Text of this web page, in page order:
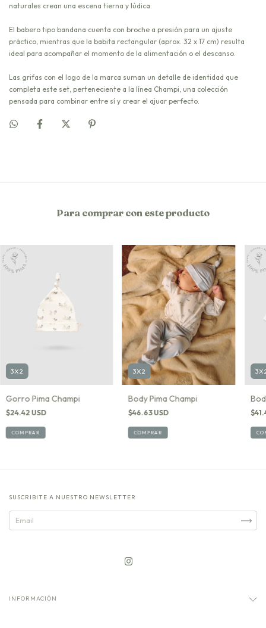
naturales crean una escena tierna y lúdica.
El babero tipo bandana cuenta con broche a presión para un ajuste
práctico, mientras que la babita rectangular (aprox. 32 x 17 cm) resulta
ideal para acompañar el momento de la alimentación o el descanso.
Las grifas con el logo de la marca suman un detalle de identidad que
completa este set, perteneciente a la línea Champi, una colección
pensada para combinar entre sí y crear el ajuar perfecto.
Para comprar con este producto
3X2
Gorro Pima Champi
$24.42 USD
COMPRAR
3X2
Body Pima Champi
$46.63 USD
COMPRAR
SUSCRIBITE A NUESTRO NEWSLETTER
INFORMACIÓN